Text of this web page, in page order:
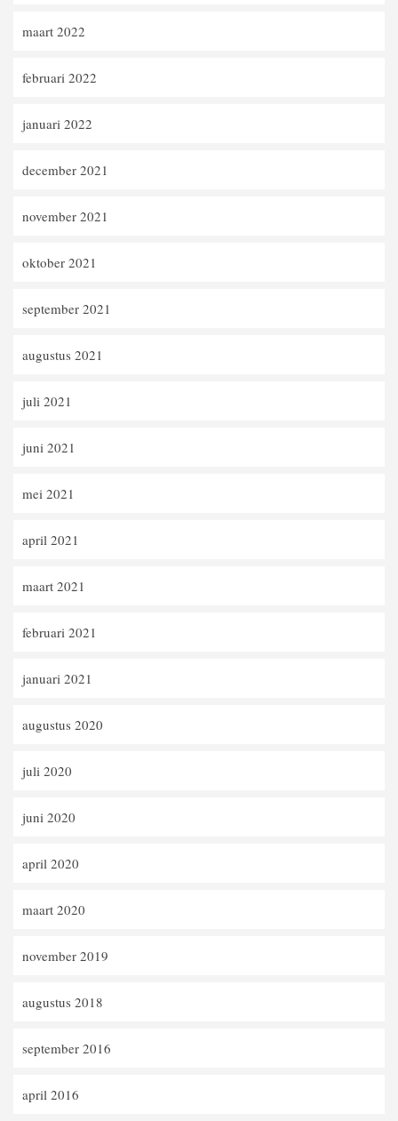
maart 2022
februari 2022
januari 2022
december 2021
november 2021
oktober 2021
september 2021
augustus 2021
juli 2021
juni 2021
mei 2021
april 2021
maart 2021
februari 2021
januari 2021
augustus 2020
juli 2020
juni 2020
april 2020
maart 2020
november 2019
augustus 2018
september 2016
april 2016